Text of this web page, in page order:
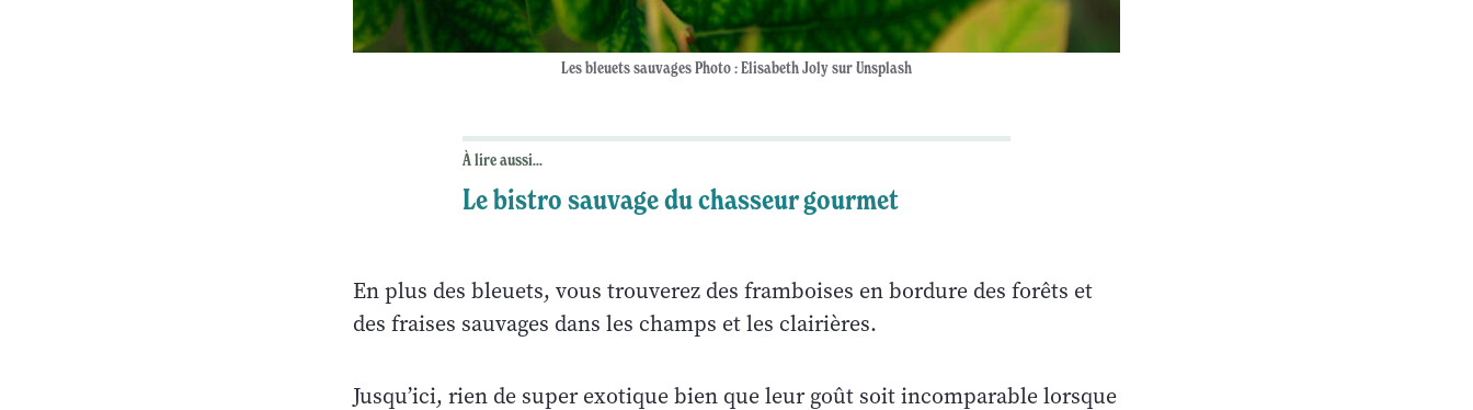
Les bleuets sauvages Photo : Elisabeth Joly sur Unsplash
À lire aussi...
Le bistro sauvage du chasseur gourmet
En plus des bleuets, vous trouverez des framboises en bordure des forêts et
des fraises sauvages dans les champs et les clairières.
Jusqu’ici, rien de super exotique bien que leur goût soit incomparable lorsque